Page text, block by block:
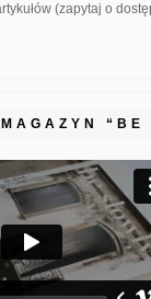
(zapytaj o
“BE